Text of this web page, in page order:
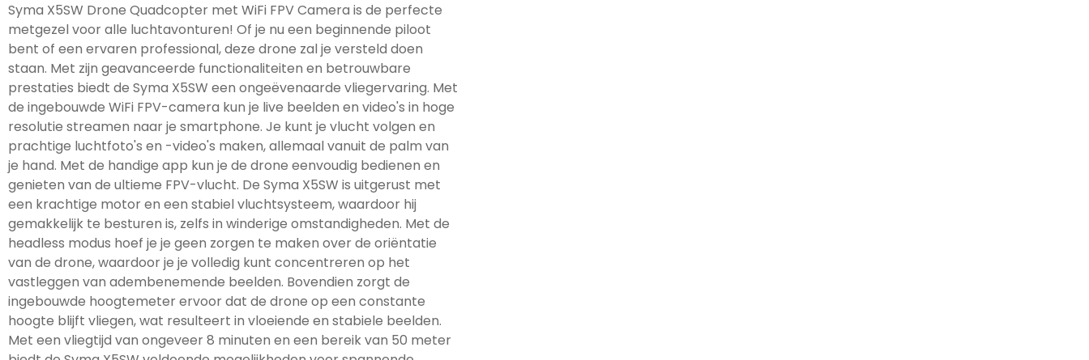
Syma X5SW Drone Quadcopter met WiFi FPV Camera is de perfecte
metgezel voor alle luchtavonturen! Of je nu een beginnende piloot
bent of een ervaren professional, deze drone zal je versteld doen
staan. Met zijn geavanceerde functionaliteiten en betrouwbare
prestaties biedt de Syma X5SW een ongeëvenaarde vliegervaring. Met
de ingebouwde WiFi FPV-camera kun je live beelden en video's in hoge
resolutie streamen naar je smartphone. Je kunt je vlucht volgen en
prachtige luchtfoto's en -video's maken, allemaal vanuit de palm van
je hand. Met de handige app kun je de drone eenvoudig bedienen en
genieten van de ultieme FPV-vlucht. De Syma X5SW is uitgerust met
een krachtige motor en een stabiel vluchtsysteem, waardoor hij
gemakkelijk te besturen is, zelfs in winderige omstandigheden. Met de
headless modus hoef je je geen zorgen te maken over de oriëntatie
van de drone, waardoor je je volledig kunt concentreren op het
vastleggen van adembenemende beelden. Bovendien zorgt de
ingebouwde hoogtemeter ervoor dat de drone op een constante
hoogte blijft vliegen, wat resulteert in vloeiende en stabiele beelden.
Met een vliegtijd van ongeveer 8 minuten en een bereik van 50 meter